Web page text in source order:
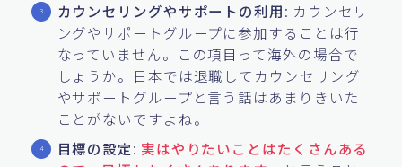
カウンセリングやサポートの利用: カウンセリ
ングやサポートグループに参加することは行
なっていません。この項目って海外の場合で
しょうか。日本では退職してカウンセリング
やサポートグループと言う話はあまりきいた
ことがないですよね。
目標の設定: 実はやりたいことはたくさんある